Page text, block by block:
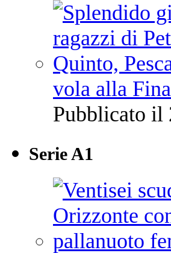
vola alla
Pubblicato il
Serie A1